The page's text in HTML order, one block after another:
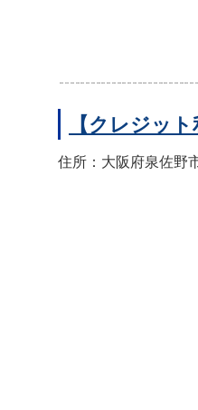
【クレジッ
住所：大阪府泉佐野